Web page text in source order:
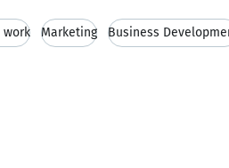
work Marketing Business